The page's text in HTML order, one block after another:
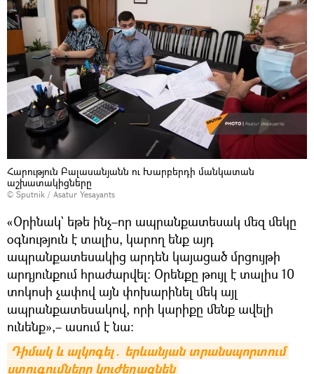
Հարություն Բալասանյանն ու Խարբերդի մանկատան
աշխատակիցները
© Sputnik / Asatur Yesayants
«Օրինակ` եթե ինչ–որ ապրանքատեսակ մեզ մեկը
օգնություն է տալիս, կարող ենք այդ
ապրանքատեսակից արդեն կայացած մրցույթի
արդյունքում հրաժարվել։ Օրենքը թույլ է տալիս 10
տոկոսի չափով այն փոխարինել մեկ այլ
ապրանքատեսակով, որի կարիքը մենք ավելի
ունենք»,– ասում է նա։
Դիմակ և ալկոգել․ երևանյան տրանսպորտում
ստուգումները կուժեղացնեն